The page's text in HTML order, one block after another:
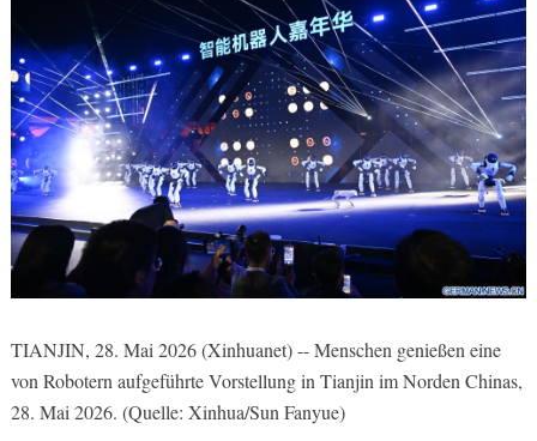
TIANJIN, 28. Mai 2026 (Xinhuanet) -- Menschen genießen eine
von Robotern aufgeführte Vorstellung in Tianjin im Norden Chinas,
28. Mai 2026. (Quelle: Xinhua/Sun Fanyue)